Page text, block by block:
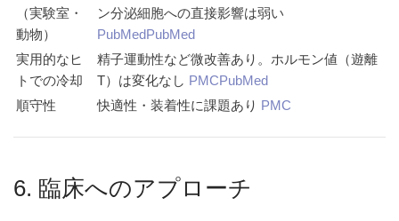
（実験室・
動物）
ン分泌細胞への直接影響は弱い
PubMedPubMed
実用的なヒ
トでの冷却
精子運動性など微改善あり。ホルモン値（遊離
T）は変化なし PMCPubMed
順守性
快適性・装着性に課題あり PMC
6. 臨床へのアプローチ